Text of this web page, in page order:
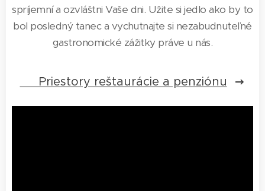
spríjemní a ozvláštni Vaše dni. Užite si jedlo ako by to
bol posledný tanec a vychutnajte si nezabudnuteľné
gastronomické zážitky práve u nás.
📌 Priestory reštaurácie a penziónu